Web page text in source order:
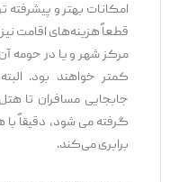
امکانات بهتر و پیشرفته‌
قطعاً هزینه‌های اقامت نیز
مرکز شهر و یا در حومه آن
کمتر خواهند بود.
جابجایی مسافران تا
گرفته می شود، دقیقاً
برابری می‌کند.